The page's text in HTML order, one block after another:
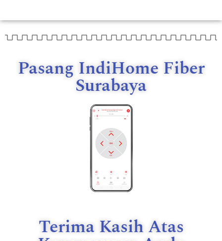
Pasang IndiHome Fiber
Surabaya
Terima Kasih Atas